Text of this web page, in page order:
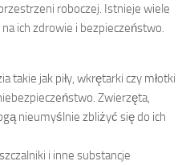
roboczej. Istnieje wiele
ich zdrowie i bezpieczeństwo.
takie jak piły, wkrętarki czy młotki
Zwierzęta,
nieumyślnie zbliżyć się do ich
i inne substancje